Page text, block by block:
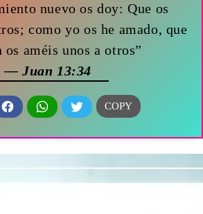
nuevo os doy: Que os
como yo os he amado, que
os améis unos a otros”
— Juan 13:34